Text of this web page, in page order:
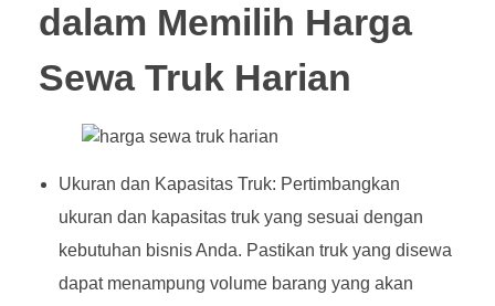
dalam Memilih Harga
Sewa Truk Harian
Ukuran dan Kapasitas Truk: Pertimbangkan
ukuran dan kapasitas truk yang sesuai dengan
kebutuhan bisnis Anda. Pastikan truk yang disewa
dapat menampung volume barang yang akan